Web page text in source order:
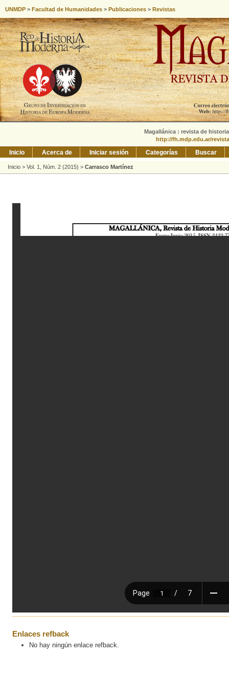
UNMDP > Facultad de Humanidades > Publicaciones > Revistas
Magallánica : revista de
http://fh.mdp.edu.ar/
Inicio Acerca de Iniciar sesión Categorías Buscar
Inicio > Vol. 1, Núm. 2 (2015) > Carrasco Martínez
Enlaces refback
No hay ningún enlace refback.